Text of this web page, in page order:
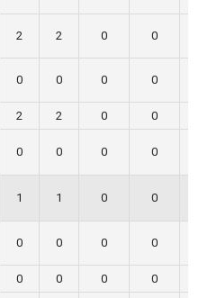
2 2 0 0
0 0 0 0
2 2 0 0
0 0 0 0
1 1 0 0
0 0 0 0
0 0 0 0